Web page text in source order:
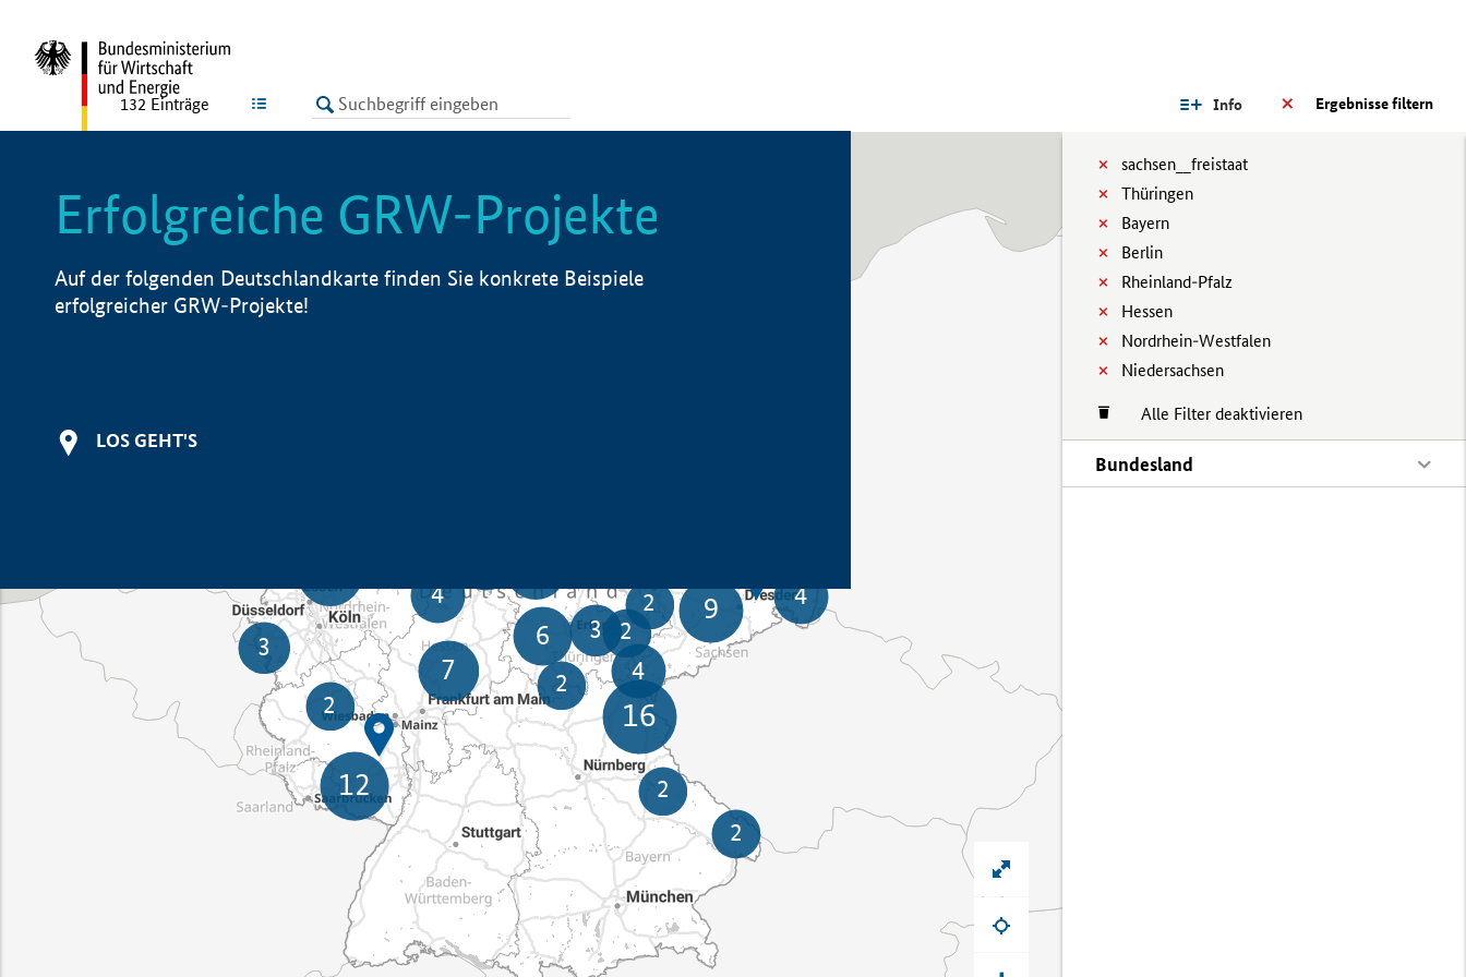
LISTE Ergebnisse filtern
Info
sachsen__freistaat
Thüringen
Bayern
Berlin
Rheinland-Pfalz
Hessen
Nordrhein-Westfalen
Niedersachsen
Alle Filter deaktivieren
Bundesland
132 Einträge
Erfolgreiche GRW-Projekte
Auf der folgenden Deutschlandkarte finden Sie konkrete Beispiele
erfolgreicher GRW-Projekte!
LOS GEHT'S